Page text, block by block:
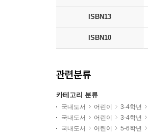
ISBN13
ISBN10
관련분류
카테고리 분류
국내도서 어린이 3-4학년
국내도서
어린이 3-4학년
국내도서
어린이 5-6학년